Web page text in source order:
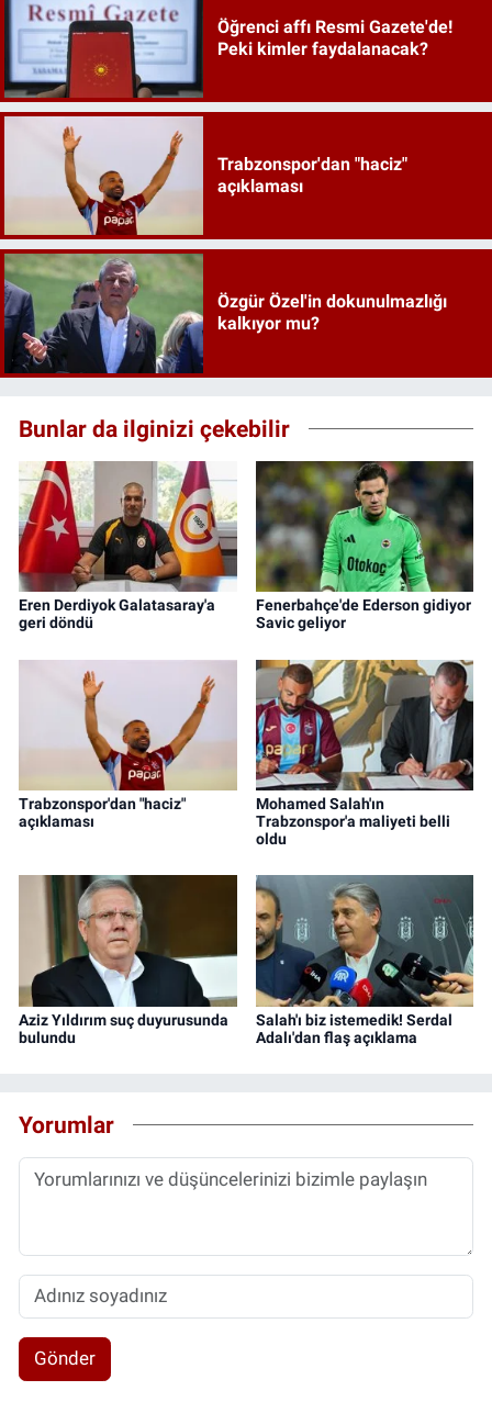
Öğrenci affı Resmi Gazete'de!
Peki kimler faydalanacak?
Trabzonspor'dan "haciz"
açıklaması
Özgür Özel'in dokunulmazlığı
kalkıyor mu?
Bunlar da ilginizi çekebilir
Eren Derdiyok Galatasaray'a
geri döndü
Fenerbahçe'de Ederson gidiyor
Savic geliyor
Trabzonspor'dan "haciz"
açıklaması
Mohamed Salah'ın
Trabzonspor'a maliyeti belli
oldu
Aziz Yıldırım suç duyurusunda
bulundu
Salah'ı biz istemedik! Serdal
Adalı'dan flaş açıklama
Yorumlar
Gönder